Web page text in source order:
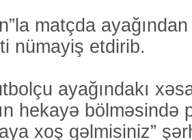
matçda
nümayiş etdirib.
ayağındakı
hekayə bölməsində
xoş gəlmisiniz”